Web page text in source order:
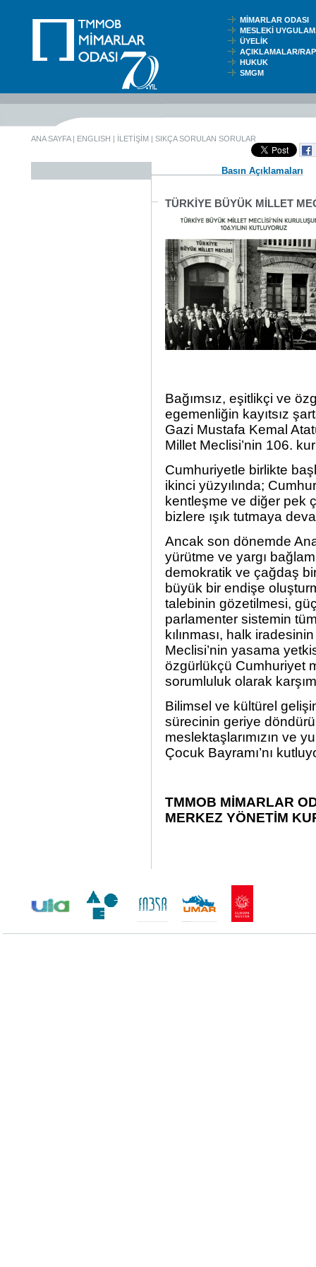
MİMARLAR ODASI
MESLEKİ
ÜYELİK
AÇIKLAMALAR/
HUKUK
SMGM
ANA SAYFA| ENGLISH | İLETİŞİM | SIKÇA SORULAN SORULAR
Basın Açıklamaları
TÜRKİYE BÜYÜK MİLLET
Bağımsız, eşitlikçi ve
egemenliğin kayıtsız
Gazi Mustafa Kemal
Millet Meclisi’nin 106.
Cumhuriyetle birlikte
ikinci yüzyılında;
kentleşme ve diğer pek
bizlere ışık tutmaya
Ancak son dönemde
yürütme ve yargı
demokratik ve çağdaş
büyük bir endişe
talebinin gözetilmesi,
parlamenter sistemin
kılınması, halk
Meclisi’nin yasama
özgürlükçü Cumhuriyet
sorumluluk olarak
Bilimsel ve kültürel
sürecinin geriye
meslektaşlarımızın ve
Çocuk Bayramı’nı
TMMOB MİMARLAR
MERKEZ YÖNETİM